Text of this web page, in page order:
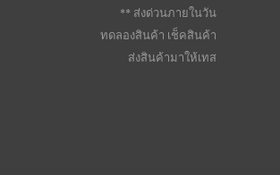
ส่งด่วนภายในวัน **
ทดลองสินค้า เช็คสินค้า
ส่งสินค้ามาให้เทส